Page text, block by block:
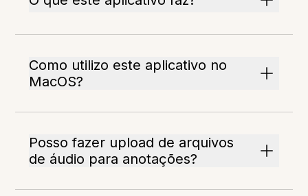
Como utilizo este aplicativo no
MacOS?
Posso fazer upload de arquivos
de áudio para anotações?